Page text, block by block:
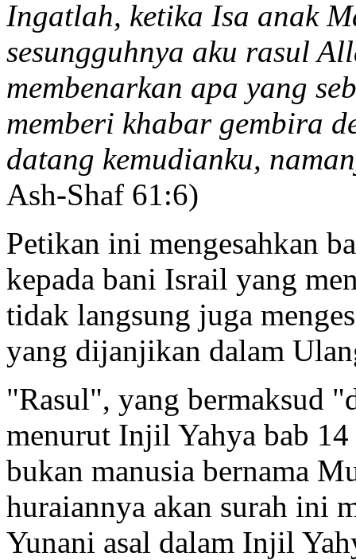
Ingatlah, ketika Isa anak
sesungguhnya aku rasul
membenarkan apa yang
memberi khabar gembira
datang kemudianku,
Ash-Shaf 61:6)
Petikan ini mengesahkan
kepada bani Israil yang
tidak langsung juga
yang dijanjikan dalam
"Rasul", yang bermaksud
menurut Injil Yahya bab
bukan manusia bernama
huraiannya akan surah ini
Yunani asal dalam Injil